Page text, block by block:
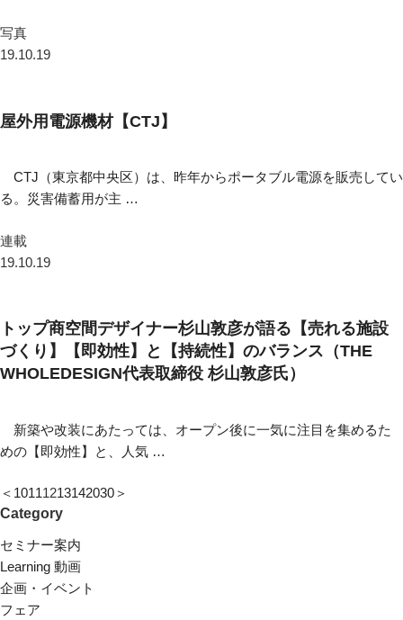
写真
19.10.19
屋外用電源機材【CTJ】
CTJ（東京都中央区）は、昨年からポータブル電源を販売してい
る。災害備蓄用が主 …
連載
19.10.19
トップ商空間デザイナー杉山敦彦が語る【売れる施設
づくり】【即効性】と【持続性】のバランス（THE
WHOLEDESIGN代表取締役 杉山敦彦氏）
新築や改装にあたっては、オープン後に一気に注目を集めるた
めの【即効性】と、人気 …
＜ 10111213142030＞
Category
セミナー案内
Learning 動画
企画・イベント
フェア